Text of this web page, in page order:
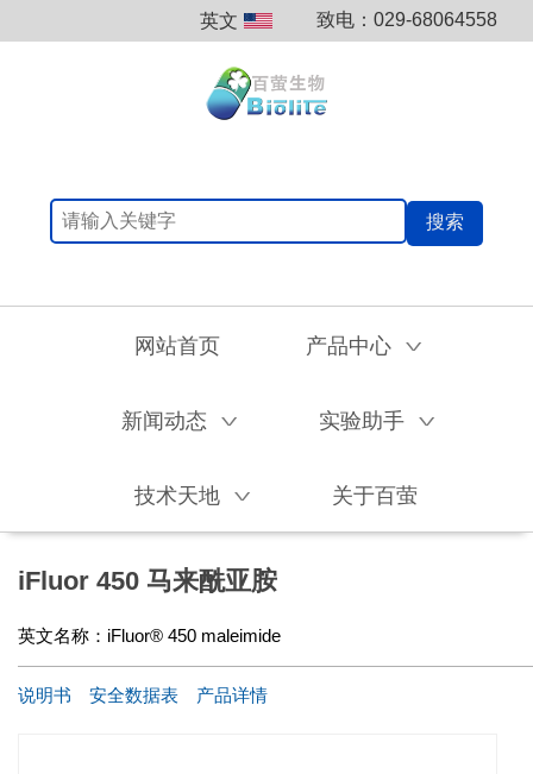
英文 致电：029-68064558
搜索
网站首页 产品中心 V
新闻动态 V 实验助手 V
技术天地 V 关于百萤
iFluor 450 马来酰亚胺
英文名称： iFluor® 450 maleimide
说明书 安全数据表 产品详情